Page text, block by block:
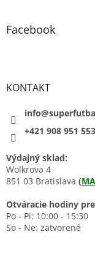
Facebook
KONTAKT
+421 908 951 553
Výdajný sklad:
Wolkrova 4
851 03 Bratislava (
Otváracie hodiny
Po - Pi: 10:00 - 15:30
So - Ne: zatvorené